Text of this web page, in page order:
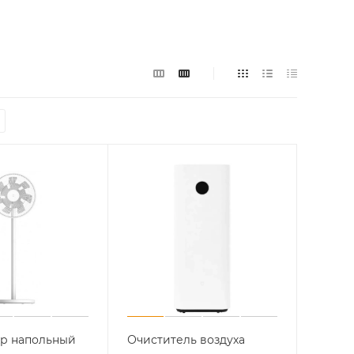
напольный
Очиститель воздуха